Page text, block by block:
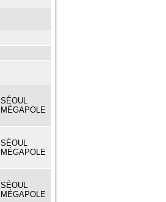
SÉOUL
MÉGAPOLE
SÉOUL
MÉGAPOLE
SÉOUL
MÉGAPOLE